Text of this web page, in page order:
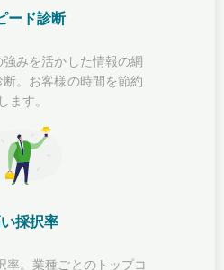
ード診断
みを活かした情報の網
。お客様の時間を節約
します。
採択率
率。業種ごとのトップコ